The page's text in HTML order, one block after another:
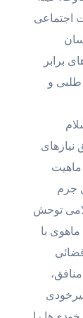
اجتماعی
برابر
و
نیازهای
ماهیت
جرم
توحش
با